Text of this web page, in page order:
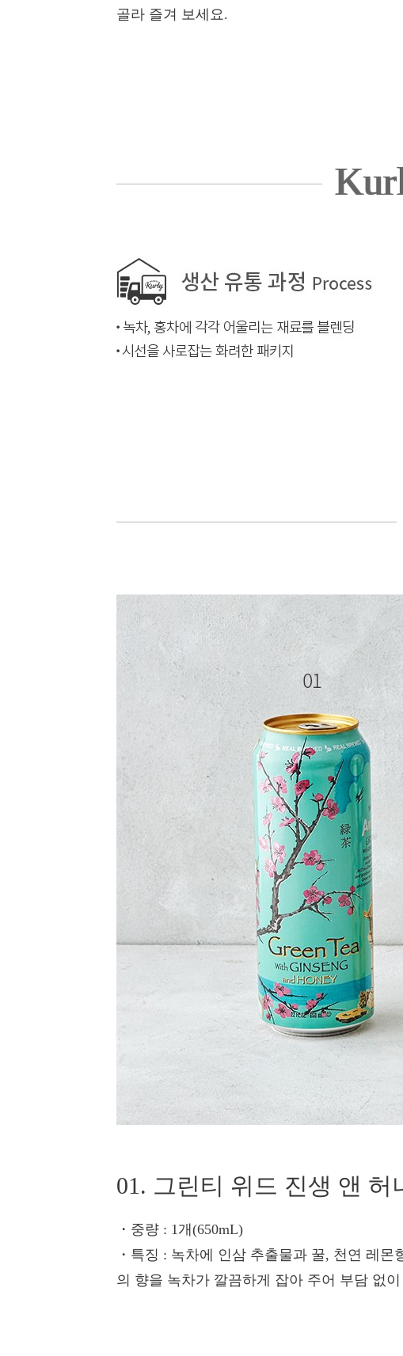
골라 즐겨 보세요.
01. 그린티 위드 진생 앤 허
・중량 : 1개(650mL)
・특징 : 녹차에 인삼 추출물과 꿀, 천연 레몬
의 향을 녹차가 깔끔하게 잡아 주어 부담 없